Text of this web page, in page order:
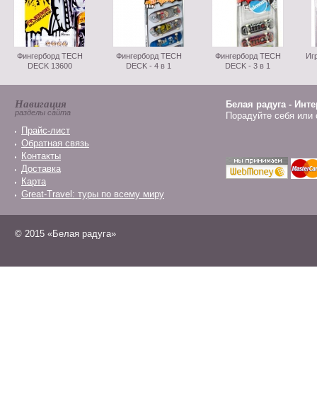
Фингерборд TECH
DECK 13600
Фингерборд TECH
DECK - 4 в 1
Фингерборд TECH
DECK - 3 в 1
Навигация
разделы сайта
Прайс-лист
Обратная связь
Контакты
Доставка
Карта
Great-Travel: туры по всему миру
Белая радуга -
Порадуйте себя
© 2015 «Белая радуга»